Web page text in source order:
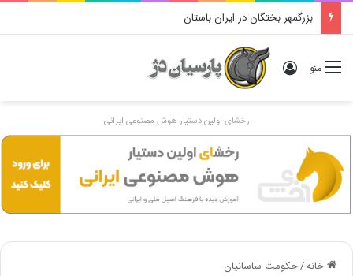
بزرگمهر بختگان در ایران باستان
منو ورود
رخشای اولین دستیار هوش مصنوعی ایرانی
خانه/حکومت ساسانیان